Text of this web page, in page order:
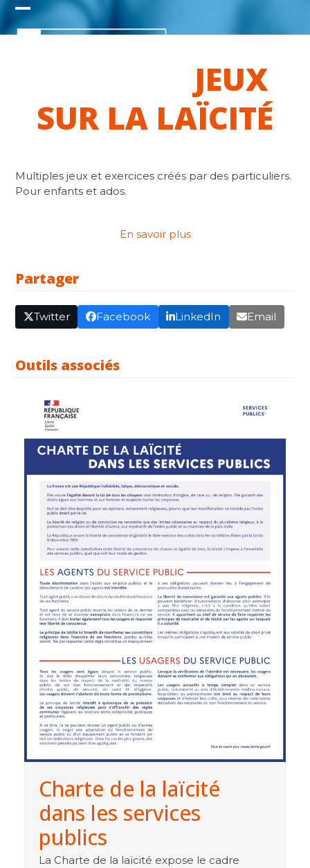
Skip
content
Open
Close
JEUX
SUR LA LAÏCITÉ
Multiples jeux et exercices créés par des particuliers.
Pour enfants et ados.
En savoir plus
Partager
Twitter Facebook LinkedIn Email
Outils associés
Charte de la laïcité
dans les services
publics
La Charte de la laïcité expose le cadre